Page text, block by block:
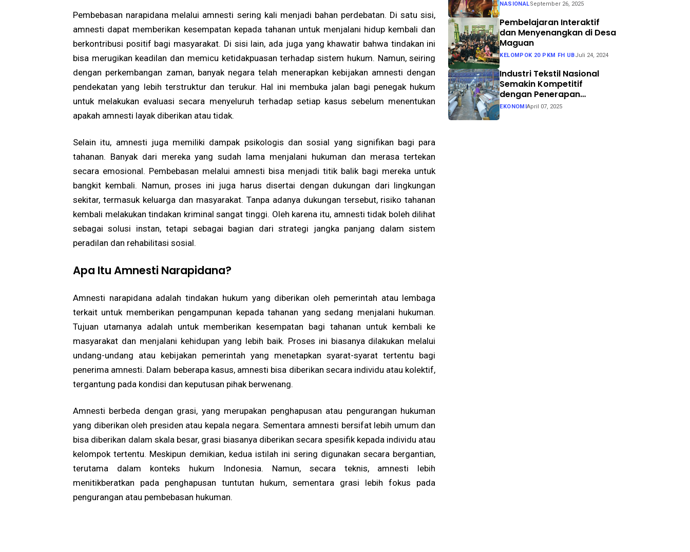
Pembebasan narapidana melalui amnesti sering kali menjadi bahan perdebatan. Di satu sisi,
amnesti dapat memberikan kesempatan kepada tahanan untuk menjalani hidup kembali dan
berkontribusi positif bagi masyarakat. Di sisi lain, ada juga yang khawatir bahwa tindakan ini
bisa merugikan keadilan dan memicu ketidakpuasan terhadap sistem hukum. Namun, seiring
dengan perkembangan zaman, banyak negara telah menerapkan kebijakan amnesti dengan
pendekatan yang lebih terstruktur dan terukur. Hal ini membuka jalan bagi penegak hukum
untuk melakukan evaluasi secara menyeluruh terhadap setiap kasus sebelum menentukan
apakah amnesti layak diberikan atau tidak.
Selain itu, amnesti juga memiliki dampak psikologis dan sosial yang signifikan bagi para
tahanan. Banyak dari mereka yang sudah lama menjalani hukuman dan merasa tertekan
secara emosional. Pembebasan melalui amnesti bisa menjadi titik balik bagi mereka untuk
bangkit kembali. Namun, proses ini juga harus disertai dengan dukungan dari lingkungan
sekitar, termasuk keluarga dan masyarakat. Tanpa adanya dukungan tersebut, risiko tahanan
kembali melakukan tindakan kriminal sangat tinggi. Oleh karena itu, amnesti tidak boleh dilihat
sebagai solusi instan, tetapi sebagai bagian dari strategi jangka panjang dalam sistem
peradilan dan rehabilitasi sosial.
Apa Itu Amnesti Narapidana?
Amnesti narapidana adalah tindakan hukum yang diberikan oleh pemerintah atau lembaga
terkait untuk memberikan pengampunan kepada tahanan yang sedang menjalani hukuman.
Tujuan utamanya adalah untuk memberikan kesempatan bagi tahanan untuk kembali ke
masyarakat dan menjalani kehidupan yang lebih baik. Proses ini biasanya dilakukan melalui
undang-undang atau kebijakan pemerintah yang menetapkan syarat-syarat tertentu bagi
penerima amnesti. Dalam beberapa kasus, amnesti bisa diberikan secara individu atau kolektif,
tergantung pada kondisi dan keputusan pihak berwenang.
Amnesti berbeda dengan grasi, yang merupakan penghapusan atau pengurangan hukuman
yang diberikan oleh presiden atau kepala negara. Sementara amnesti bersifat lebih umum dan
bisa diberikan dalam skala besar, grasi biasanya diberikan secara spesifik kepada individu atau
kelompok tertentu. Meskipun demikian, kedua istilah ini sering digunakan secara bergantian,
terutama dalam konteks hukum Indonesia. Namun, secara teknis, amnesti lebih
menitikberatkan pada penghapusan tuntutan hukum, sementara grasi lebih fokus pada
pengurangan atau pembebasan hukuman.
NASIONALSeptember 26, 2025
Pembelajaran Interaktif
dan Menyenangkan di Desa
Maguan
KELOMPOK 20 PKM FH UBJuli 24, 2024
Industri Tekstil Nasional
Semakin Kompetitif
dengan Penerapan
Teknologi Air Jet Loom dan
EKONOMIApril 07, 2025